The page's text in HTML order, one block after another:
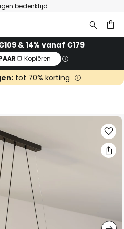
bedenktijd
& 14% vanaf €179
Kopiëren
tot 70% korting